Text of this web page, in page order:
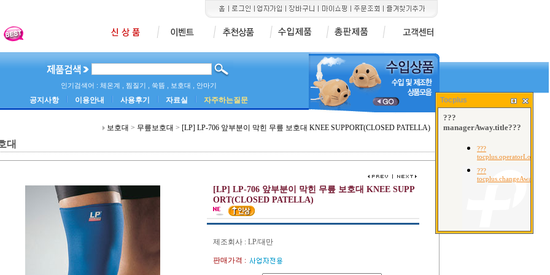
인기검색어 : 체온계 , 찜질기 , 쑥뜸 , 보호대 , 안마기
공지사항 이용안내 사용후기 자료실 자주하는질문
보호대 > 무릎보호대 > [LP] LP-706 앞부분이 막힌 무릎 보호대 KNEE SUPPORT(CLOSED PATELLA)
대
[LP] LP-706 앞부분이 막힌 무릎 보호대 KNEE SUPP
ORT(CLOSED PATELLA)
제조회사 : LP/대만
판매가격 :
Tocplus